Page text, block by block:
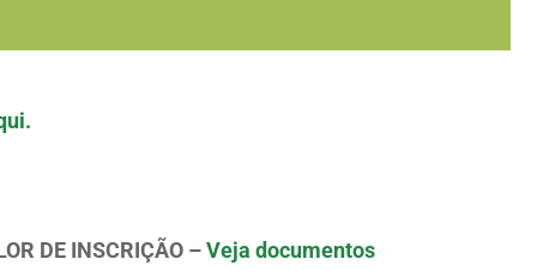
DE INSCRIÇÃO –Veja documentos